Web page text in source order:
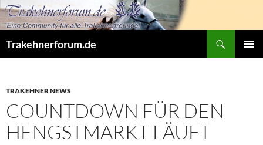
Zum
Inhalt
Trakehnerforum.de
TRAKEHNER NEWS
COUNTDOWN FÜR DEN
HENGSTMARKT LÄUFT